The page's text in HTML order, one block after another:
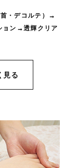
・デコルテ）→
ョン→透輝クリア
見る